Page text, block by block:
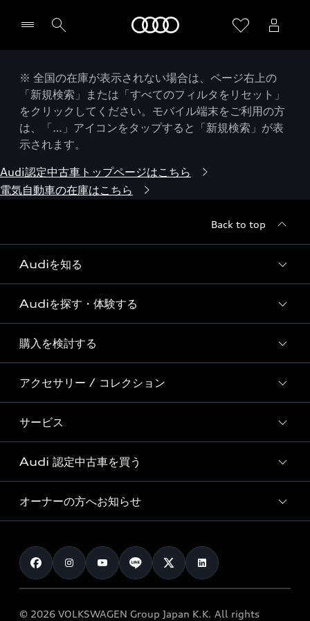
※ 全国の在庫が表示されない場合は、ページ右上の
「新規検索」または「すべてのフィルタをリセット」
をクリックしてください。モバイル端末をご利用の方
は、「…」アイコンをタップすると「新規検索」が表
示されます。
Audi認定中古車トップページはこちら
電気自動車の在庫はこちら
Back to top
Audiを知る
Audi ブランド
Story of Progress
Audi Sport
Formula 1®
デジタルサービス
Audiを探す・体験する
ディーラー検索
新車在庫検索
試乗車・展示車検索
見積り依頼
試乗予約
購入を検討する
モデル一覧
特別仕様モデル / 限定モデル
e-tronラインアップ
価格シミュレーション
車両比較
カタログ一覧
アクセサリー / コレクション
純正アクセサリー
オンラインショップ
Audi collection
アウディナビアプリ
サービス
サービス入庫予約
サービスプログラム
メンテナンス
車検 / 定期点検
e-tronアフターサポート
Audi 認定中古車を買う
Audi認定中古車
クオリティ
保証
メンテナンス
オーナーの方へお知らせ
お知らせ
オーナー様向けキャンペーン
© 2026 VOLKSWAGEN Group Japan K.K. All rights